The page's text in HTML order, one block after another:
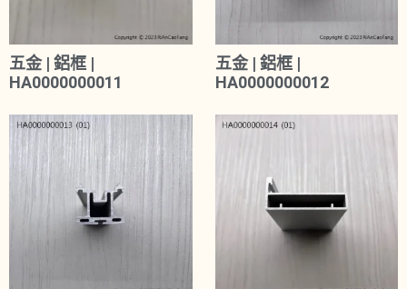
五金 | 鋁框 |
HA0000000011
五金 | 鋁框 |
HA0000000012